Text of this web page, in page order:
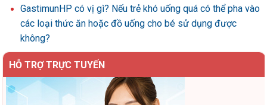
GastimunHP có vị gì? Nếu trẻ khó uống quá có thể pha vào
các loại thức ăn hoặc đồ uống cho bé sử dụng được
không?
HỖ TRỢ TRỰC TUYẾN